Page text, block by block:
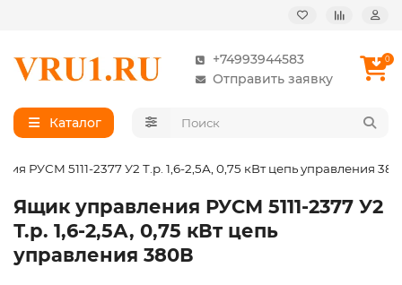
+74993944583
Отправить заявку
0
Каталог
РУСМ 5111-2377 У2 Т.р. 1,6-2,5А, 0,75 кВт цепь управления
Ящик управления РУСМ 5111-2377 У2
Т.р. 1,6-2,5А, 0,75 кВт цепь
управления 380В